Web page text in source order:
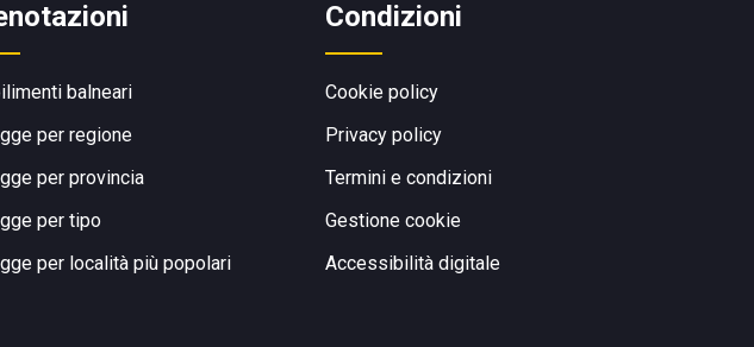
balneari
per regione
per provincia
per tipo
per località più popolari
Condizioni
Cookie policy
Privacy policy
Termini e condizioni
Gestione cookie
Accessibilità digitale